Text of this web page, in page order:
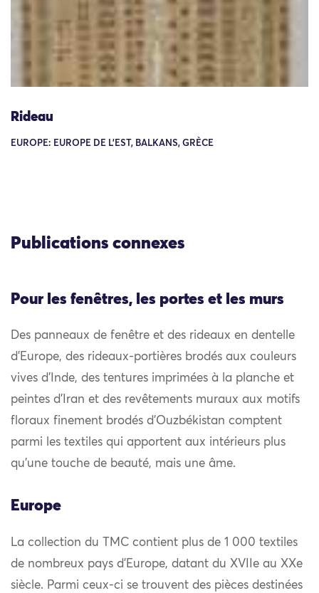
Rideau
EUROPE: EUROPE DE L'EST, BALKANS, GRÈCE
Publications connexes
Pour les fenêtres, les portes et les murs
Des panneaux de fenêtre et des rideaux en dentelle
d’Europe, des rideaux-portières brodés aux couleurs
vives d’Inde, des tentures imprimées à la planche et
peintes d’Iran et des revêtements muraux aux motifs
floraux finement brodés d’Ouzbékistan comptent
parmi les textiles qui apportent aux intérieurs plus
qu’une touche de beauté, mais une âme.
Europe
La collection du TMC contient plus de 1 000 textiles
de nombreux pays d’Europe, datant du XVIIe au XXe
siècle. Parmi ceux-ci se trouvent des pièces destinées